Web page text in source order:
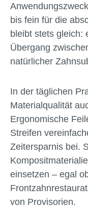
bis fein für die
bleibt stets gleich:
Übergang
natürlicher
In der täglichen
Materialqualität
Ergonomische
Streifen
Zeitersparnis bei.
einsetzen – egal
von Provisorien.